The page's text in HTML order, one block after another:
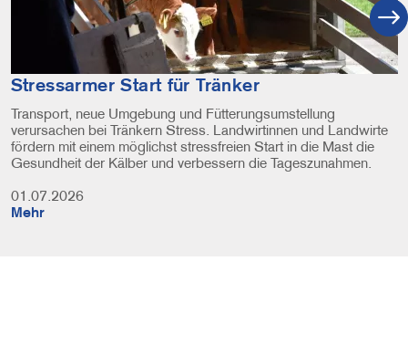
Stressarmer Start für Tränker
Transport, neue Umgebung und Fütterungsumstellung
verursachen bei Tränkern Stress. Landwirtinnen und Landwirte
fördern mit einem möglichst stressfreien Start in die Mast die
Gesundheit der Kälber und verbessern die Tageszunahmen.
01.07.2026
Mehr